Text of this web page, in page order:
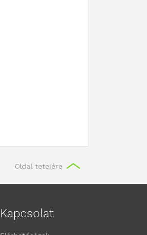
Oldal tetejére
Kapcsolat